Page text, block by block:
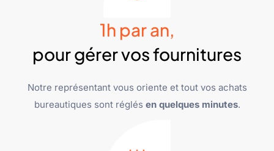
1h par an,
pour gérer vos fournitures
Notre représentant vous oriente et tout vos achats
bureautiques sont réglés en quelques minutes.